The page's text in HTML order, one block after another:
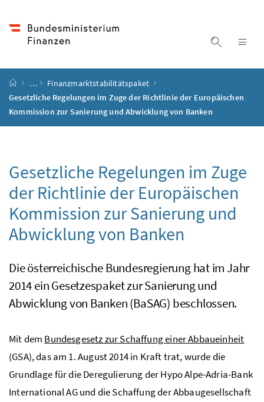
Suche
Startseite
…
Finanzmarktstabilitätspaket
Gesetzliche Regelungen im Zuge der Richtlinie der Europäischen
Kommission zur Sanierung und Abwicklung von Banken
Gesetzliche Regelungen im Zuge
der Richtlinie der Europäischen
Kommission zur Sanierung und
Abwicklung von Banken
Die österreichische Bundesregierung hat im Jahr
2014 ein Gesetzespaket zur Sanierung und
Abwicklung von Banken (BaSAG) beschlossen.
Mit dem Bundesgesetz zur Schaffung einer Abbaueinheit
(GSA), das am 1. August 2014 in Kraft trat, wurde die
Grundlage für die Deregulierung der Hypo Alpe-Adria-Bank
InternationalAGund die Schaffung der Abbaugesellschaft